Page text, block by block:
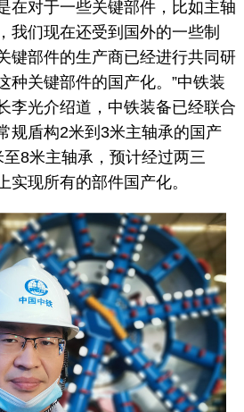
在对于一些关键部件，比如主轴
我们现在还受到国外的一些制
键部件的生产商已经进行共同研
种关键部件的国产化。”中铁装
李光介绍道，中铁装备已经联合
规盾构2米到3米主轴承的国产
8米主轴承，预计经过两三
实现所有的部件国产化。